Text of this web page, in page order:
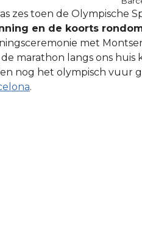
zes toen de Olympische
en de koorts
met
de marathon langs ons
nog het olympisch vuur
.